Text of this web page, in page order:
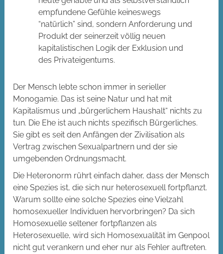
empfundene Gefühle keineswegs
“natürlich” sind, sondern Anforderung und
Produkt der seinerzeit völlig neuen
kapitalistischen Logik der Exklusion und
des Privateigentums.
Der Mensch lebte schon immer in serieller
Monogamie. Das ist seine Natur und hat mit
Kapitalismus und „bürgerlichem Haushalt“ nichts zu
tun. Die Ehe ist auch nichts spezifisch Bürgerliches.
Sie gibt es seit den Anfängen der Zivilisation als
Vertrag zwischen Sexualpartnern und der sie
umgebenden Ordnungsmacht.
Die Heteronorm rührt einfach daher, dass der Mensch
eine Spezies ist, die sich nur heterosexuell fortpflanzt.
Warum sollte eine solche Spezies eine Vielzahl
homosexueller Individuen hervorbringen? Da sich
Homosexuelle seltener fortpflanzen als
Heterosexuelle, wird sich Homosexualität im Genpool
nicht gut verankern und eher nur als Fehler auftreten.